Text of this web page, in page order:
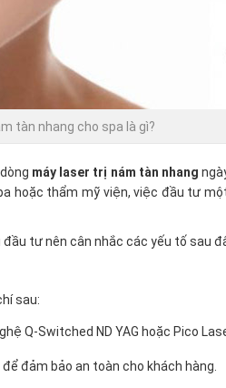
tàn nhang cho spa là gì?
máy laser trị nám tàn nhang
hoặc thẩm mỹ viện, việc đầu tư
tư nên cân nhắc các yếu tố sau
sau:
Q-Switched ND YAG hoặc Pico
đảm bảo an toàn cho khách hàng.